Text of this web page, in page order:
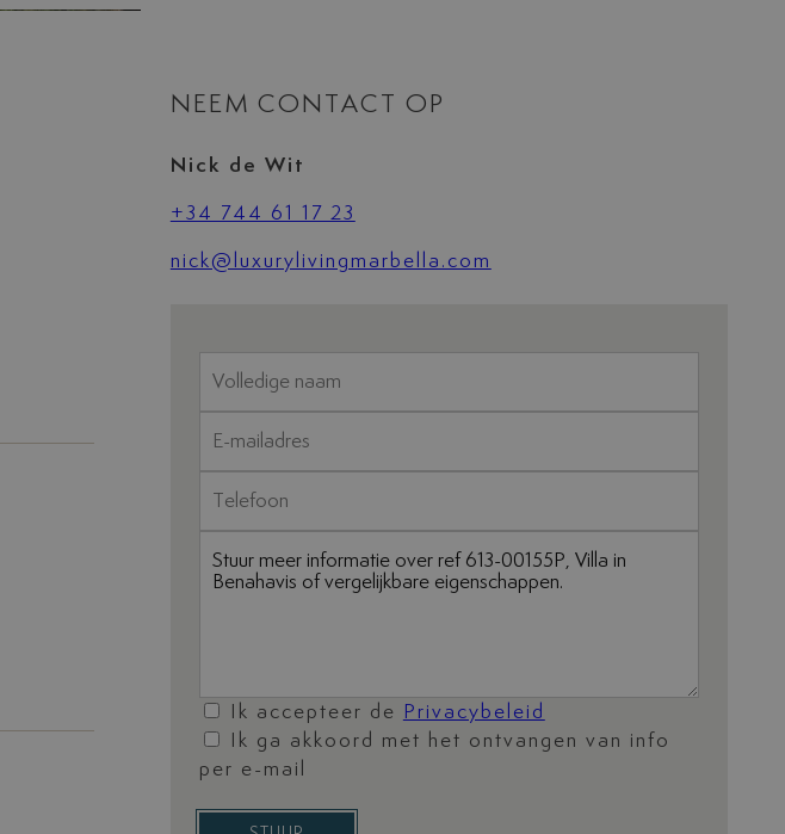
NEEM CONTACT OP
Nick de Wit
+34 744 61 17 23
nick@luxurylivingmarbella.com
Ik accepteer de
Privacybeleid
Ik ga akkoord met het ontvangen van info
per e-mail